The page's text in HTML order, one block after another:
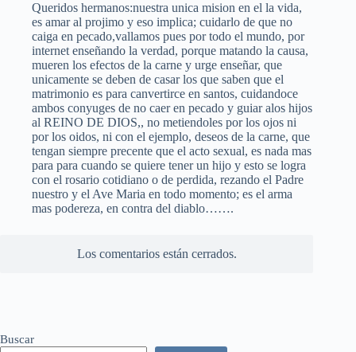
Queridos hermanos:nuestra unica mision en el la vida,
es amar al projimo y eso implica; cuidarlo de que no
caiga en pecado,vallamos pues por todo el mundo, por
internet enseñando la verdad, porque matando la causa,
mueren los efectos de la carne y urge enseñar, que
unicamente se deben de casar los que saben que el
matrimonio es para canvertirce en santos, cuidandoce
ambos conyuges de no caer en pecado y guiar alos hijos
al REINO DE DIOS,, no metiendoles por los ojos ni
por los oidos, ni con el ejemplo, deseos de la carne, que
tengan siempre precente que el acto sexual, es nada mas
para para cuando se quiere tener un hijo y esto se logra
con el rosario cotidiano o de perdida, rezando el Padre
nuestro y el Ave Maria en todo momento; es el arma
mas podereza, en contra del diablo…….
Los comentarios están cerrados.
Buscar